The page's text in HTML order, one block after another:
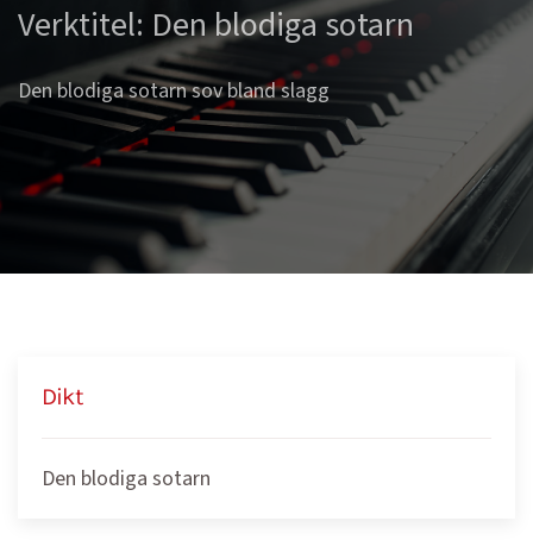
Verktitel: Den blodiga sotarn
Den blodiga sotarn sov bland slagg
Dikt
Den blodiga sotarn